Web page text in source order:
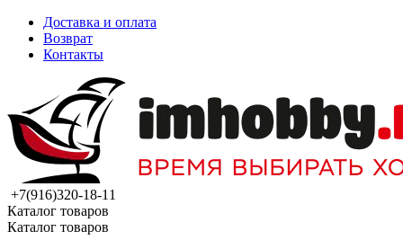
Доставка и оплата
Возврат
Контакты
+7(916)320-18-11
Каталог товаров
Каталог товаров